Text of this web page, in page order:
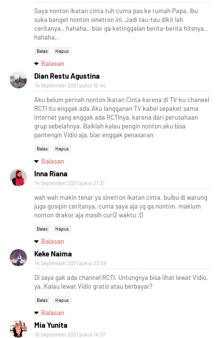
Saya nonton ikatan cinta tuh cuma pas ke rumah Papa. Ibu
suka banget nonton sinetron ini. Jadi tau-tau dikit lah
ceritanya.. hahaha.. biar ga ketinggalan berita-berita hitsnya..
hahaha..
Balas Hapus
Balasan
Dian Restu Agustina
14 September 2021 pukul 15.44
Aku belum pernah nonton Ikatan Cinta karena di TV-ku chaneel
RCTI itu enggak ada.Aku langganan TV kabel sepaket sama
internet yang enggak ada RCTInya, karena dari perusahaan
grup sebelahnya. Baiklah kalau pengin nonton aku bisa
pantengin Vidio aja, biar enggak penasaran
Balas Hapus
Balasan
Inna Riana
14 September 2021 pukul 21.31
wah wah makin tenar ya sinetron ikatan cinta. buibu di warung
juga gosipin ceritanya. cuma saya aja yg ga nonton. maklum
nonton drakor aja masih curi2 waktu :D
Balas Hapus
Balasan
Keke Naima
14 September 2021 pukul 23.59
Di saya gak ada channel RCTI. Untungnya bisa lihat lewat Vidio,
ya. Kalau lewat Vidio gratis atau berbayar?
Balas Hapus
Balasan
Mia Yunita
15 September 2021 pukul 14.07